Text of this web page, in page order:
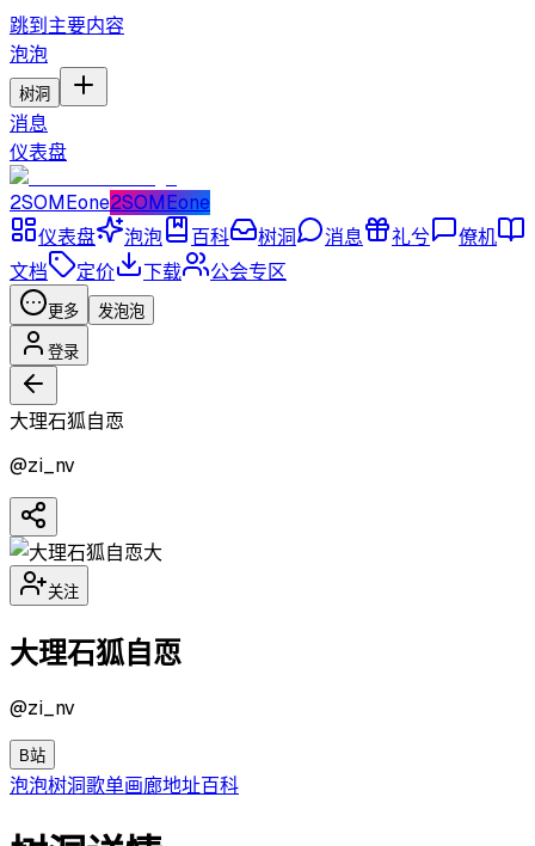
跳到主要内容
泡泡
树洞
消息
仪表盘
2SOMEone2SOMEone
仪表盘
泡泡 百科 树洞 消息 礼兮
僚机
文档
定价 下载 公会专区
更多 发泡泡
登录
大理石狐自恧
@zi_nv
大
关注
大理石狐自恧
@zi_nv
B站
泡泡树洞歌单画廊地址百科